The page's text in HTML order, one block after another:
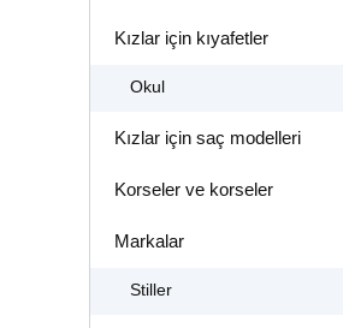
Kızlar için kıyafetler
Okul
Kızlar için saç modelleri
Korseler ve korseler
Markalar
Stiller